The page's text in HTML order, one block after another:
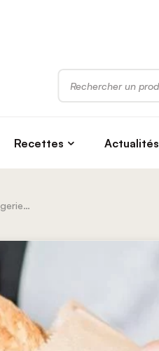
Rechercher
Recettes Actualités
Aux Délices D’Arman | Boulangerie-pâtisserie Debast